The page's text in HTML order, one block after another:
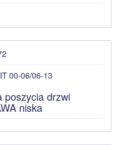
00-06/06-13
poszycia drzwi
niska